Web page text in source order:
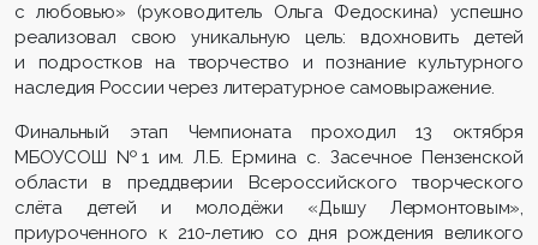
с любовью» (руководитель Ольга Федоскина) успешно
реализовал свою уникальную цель: вдохновить детей
и подростков на творчество и познание культурного
наследия России через литературное самовыражение.
Финальный этап Чемпионата проходил 13 октября
МБОУСОШ №1 им. Л.Б. Ермина с. Засечное Пензенской
области в преддверии Всероссийского творческого
слёта детей и молодёжи «Дышу Лермонтовым»,
приуроченного к 210-летию со дня рождения великого